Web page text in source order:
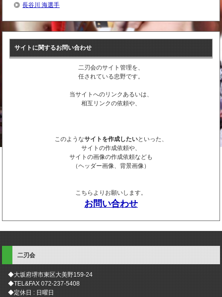
長谷川 海選手
サイトに関するお問い合わせ
二刃会のサイト管理を、
任されている忠野です。
当サイトへのリンクあるいは、
相互リンクの依頼や、
このようなサイトを作成したいといった、
サイトの作成依頼や、
サイトの画像の作成依頼なども
（ヘッダー画像、背景画像）
こちらよりお願いします。
お問い合わせ
二刃会
◆大坂府堺市東区大美野159-24
◆TEL&FAX 072-237-5408
◆定休日 : 日曜日